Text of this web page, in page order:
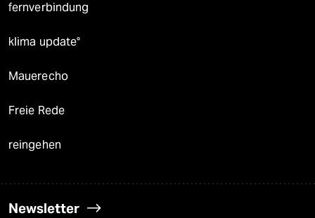
fernverbindung
klima update°
Mauerecho
Freie Rede
reingehen
Newsletter